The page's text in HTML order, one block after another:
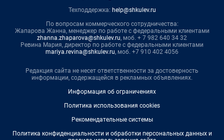
Техподдержка: help@shkulev.ru
По вопросам коммерческого сотрудничества:
Жапарова Жанна, менеджер по работе с федеральными клиентами
zhanna.zhaparova@shkulev.ru, моб. + 7 982 640 34 32
Ревина Мария, директор по работе с федеральными клиентами
mariya.revina@shkulev.ru, моб. +7 910 402 4056
Редакция сайта не несет ответственности за достоверность
информации, содержащейся в рекламных объявлениях.
Информация об ограничениях
Политика использования cookies
Рекомендательные системы
Политика конфиденциальности и обработки персональных данных и